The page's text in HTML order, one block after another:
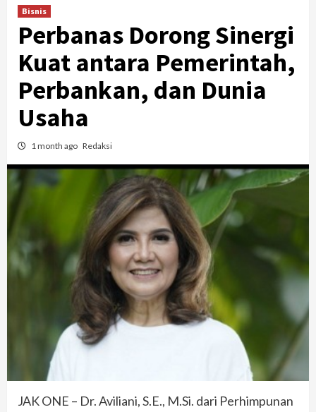
Bisnis
Perbanas Dorong Sinergi
Kuat antara Pemerintah,
Perbankan, dan Dunia
Usaha
1 month ago Redaksi
JAK ONE – Dr. Aviliani, S.E., M.Si. dari Perhimpunan